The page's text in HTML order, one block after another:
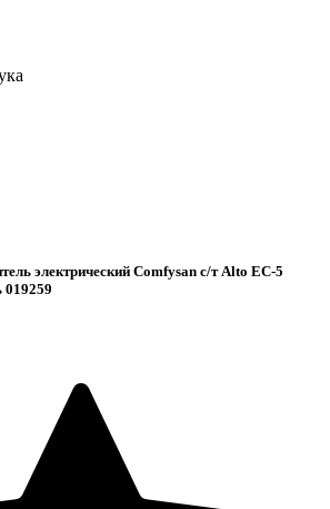
электрический Comfysan с/т Alto EC-5
019259